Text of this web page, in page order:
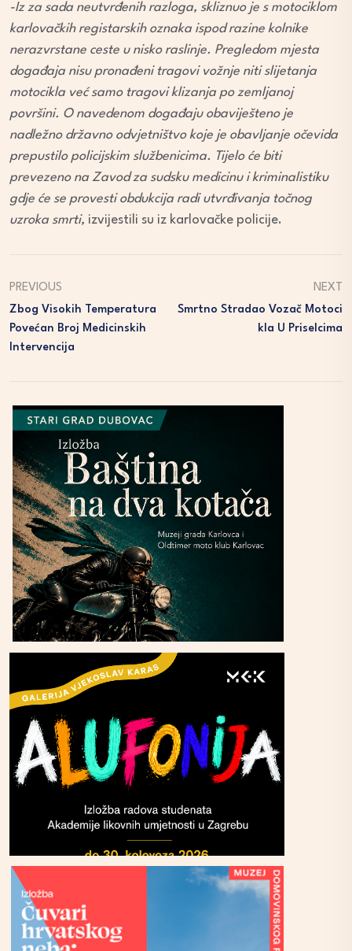
-Iz za sada neutvrđenih razloga, skliznuo je s motociklom
karlovačkih registarskih oznaka ispod razine kolnike
nerazvrstane ceste u nisko raslinje. Pregledom mjesta
događaja nisu pronađeni tragovi vožnje niti slijetanja
motocikla već samo tragovi klizanja po zemljanoj
površini. O navedenom događaju obaviješteno je
nadležno državno odvjetništvo koje je obavljanje očevida
prepustilo policijskim službenicima. Tijelo će biti
prevezeno na Zavod za sudsku medicinu i kriminalistiku
gdje će se provesti obdukcija radi utvrđivanja točnog
uzroka smrti, izvijestili su iz karlovačke policije.
PREVIOUS
Zbog Visokih Temperatura
Povećan Broj Medicinskih
Intervencija
NEXT
Smrtno Stradao Vozač Motoci
Kla U Priselcima